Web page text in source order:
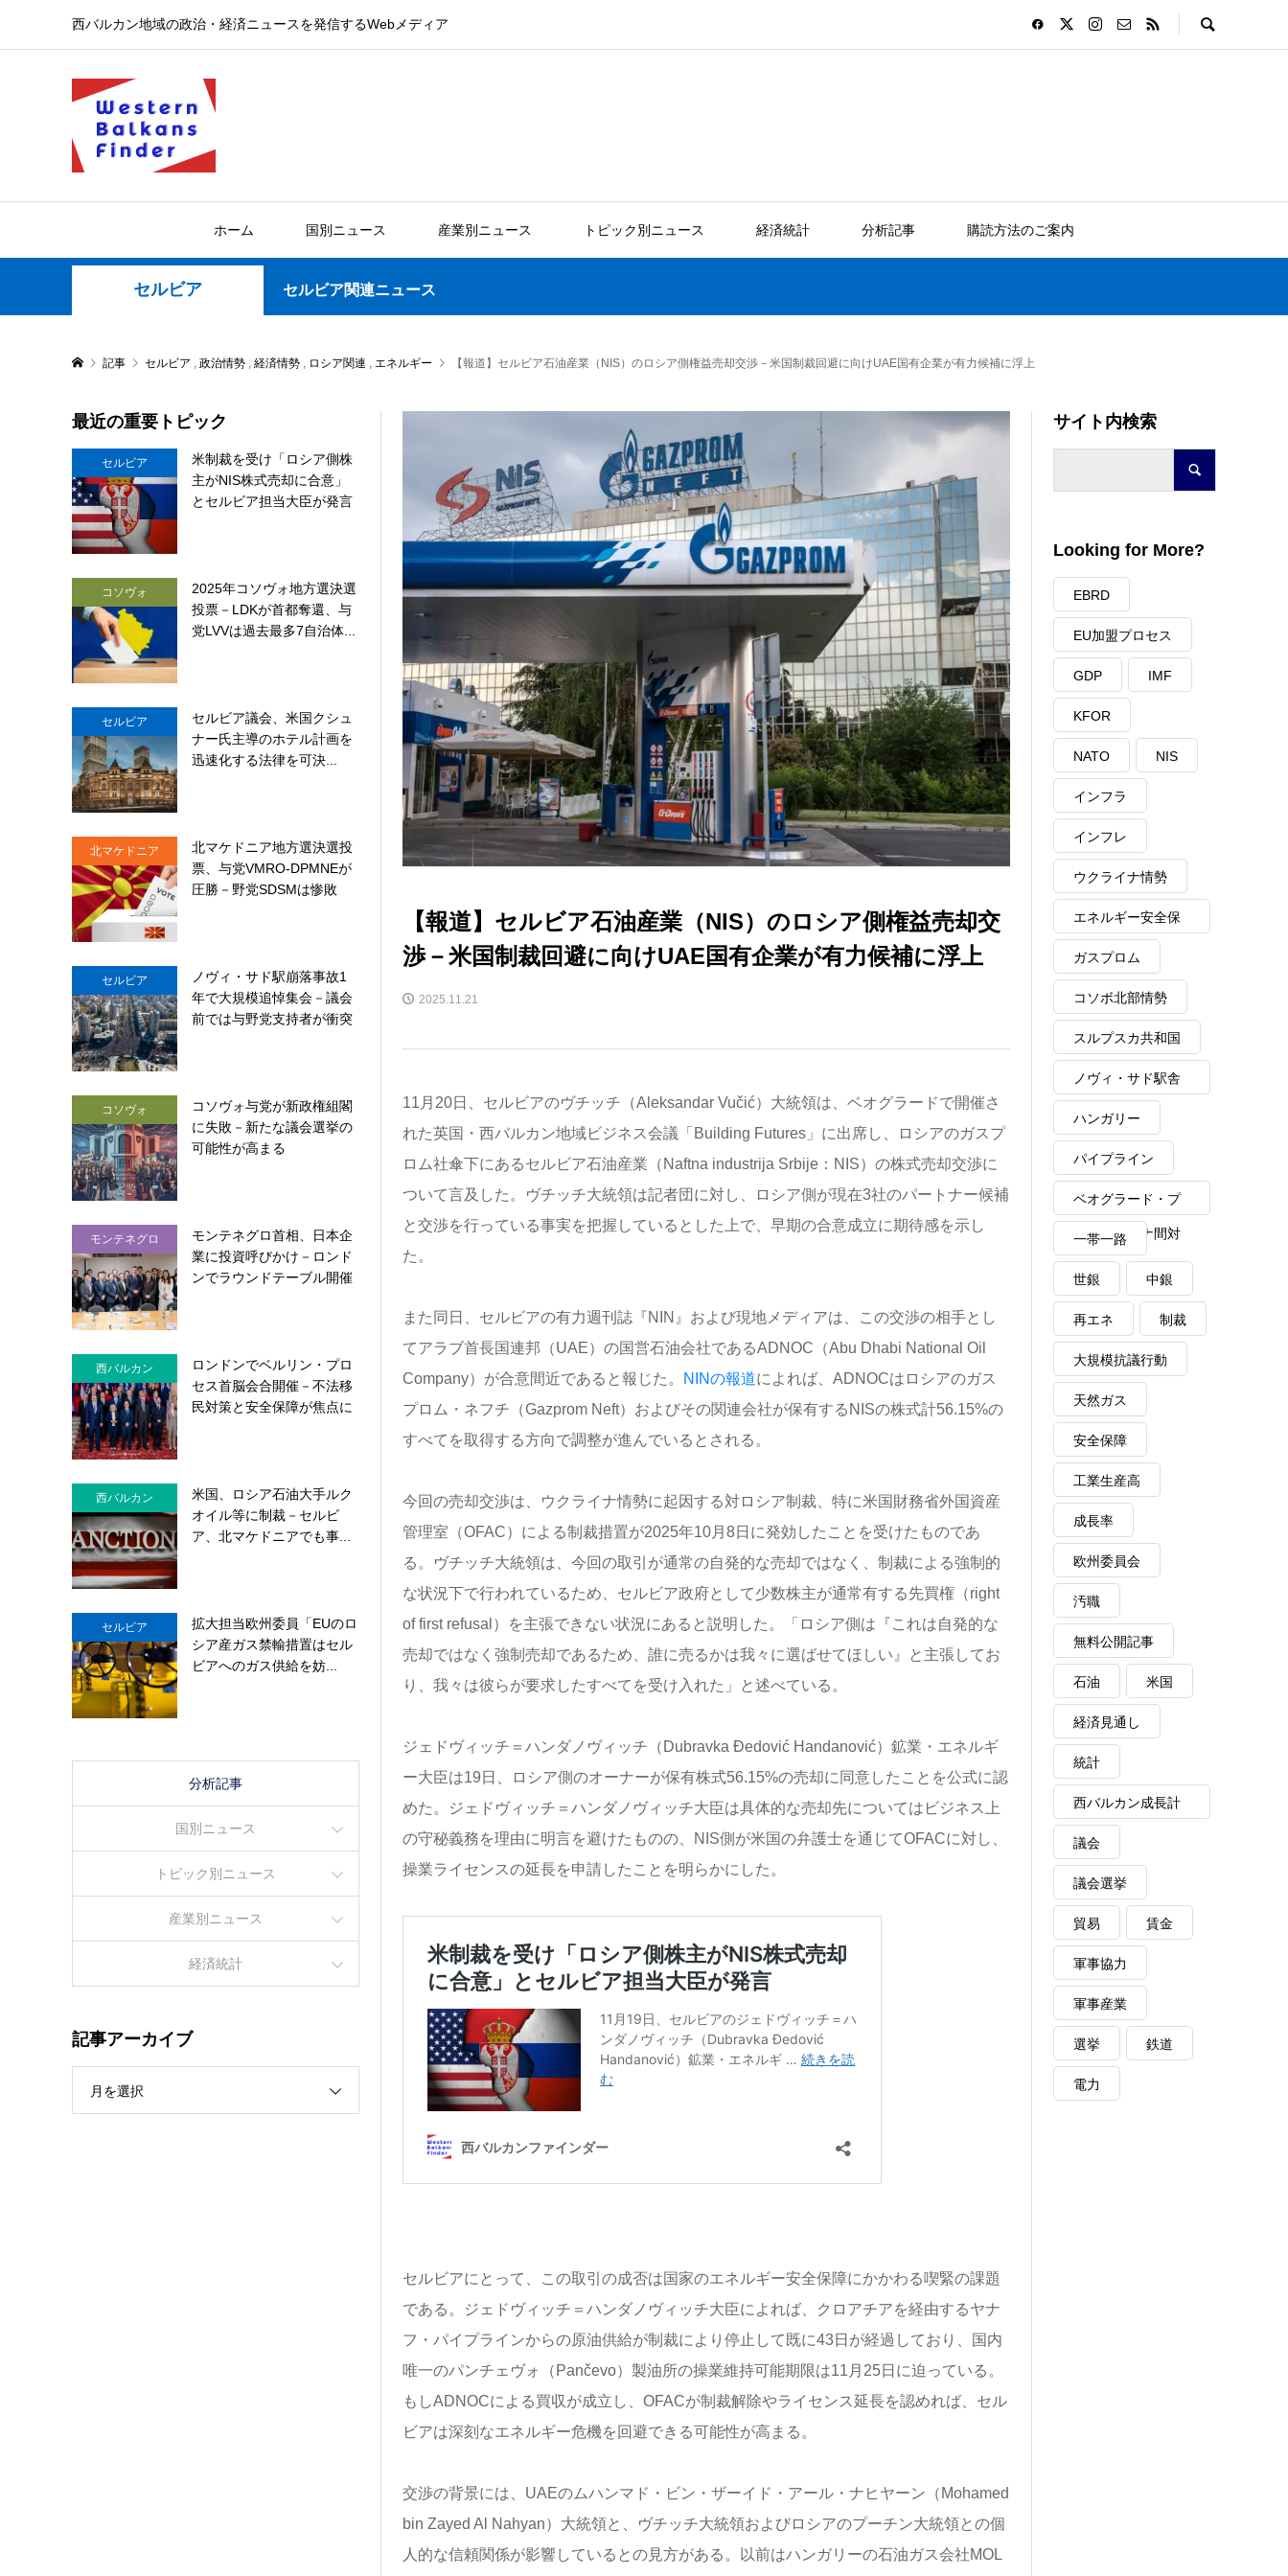
西バルカン地域の政治・経済ニュースを発信するWebメディア
ホーム 国別ニュース 産業別ニュース トピック別ニュース 経済統計 分析記事 購読方法のご案内
セルビア セルビア関連ニュース
記事 セルビア 政治情勢 経済情勢 ロシア関連 エネルギー 【報道】セルビア石油産業（NIS）のロシア側権益売却交渉－米国制裁回避に向けUAE国有企業が有力候補に浮上
【報道】セルビア石油産業（NIS）のロシア側権益売却交
渉－米国制裁回避に向けUAE国有企業が有力候補に浮上
2025.11.21
11月20日、セルビアのヴチッチ（Aleksandar Vučić）大統領は、ベオグラードで開催さ
れた英国・西バルカン地域ビジネス会議「Building Futures」に出席し、ロシアのガスプ
ロム社傘下にあるセルビア石油産業（Naftna industrija Srbije：NIS）の株式売却交渉に
ついて言及した。ヴチッチ大統領は記者団に対し、ロシア側が現在3社のパートナー候補
と交渉を行っている事実を把握しているとした上で、早期の合意成立に期待感を示し
た。
また同日、セルビアの有力週刊誌『NIN』および現地メディアは、この交渉の相手とし
てアラブ首長国連邦（UAE）の国営石油会社であるADNOC（Abu Dhabi National Oil
Company）が合意間近であると報じた。
NINの報道によれば、ADNOCはロシアのガス
プロム・ネフチ（Gazprom Neft）およびその関連会社が保有するNISの株式計56.15%の
すべてを取得する方向で調整が進んでいるとされる。
今回の売却交渉は、ウクライナ情勢に起因する対ロシア制裁、特に米国財務省外国資産
管理室（OFAC）による制裁措置が2025年10月8日に発効したことを受けたものであ
る。ヴチッチ大統領は、今回の取引が通常の自発的な売却ではなく、制裁による強制的
な状況下で行われているため、セルビア政府として少数株主が通常有する先買権（right
of first refusal）を主張できない状況にあると説明した。「ロシア側は『これは自発的な
売却ではなく強制売却であるため、誰に売るかは我々に選ばせてほしい』と主張してお
り、我々は彼らが要求したすべてを受け入れた」と述べている。
ジェドヴィッチ＝ハンダノヴィッチ（Dubravka Đedović Handanović）鉱業・エネルギ
ー大臣は19日、ロシア側のオーナーが保有株式56.15%の売却に同意したことを公式に認
めた。ジェドヴィッチ＝ハンダノヴィッチ大臣は具体的な売却先についてはビジネス上
の守秘義務を理由に明言を避けたものの、NIS側が米国の弁護士を通じてOFACに対し、
操業ライセンスの延長を申請したことを明らかにした。
セルビアにとって、この取引の成否は国家のエネルギー安全保障にかかわる喫緊の課題
である。ジェドヴィッチ＝ハンダノヴィッチ大臣によれば、クロアチアを経由するヤナ
フ・パイプラインからの原油供給が制裁により停止して既に43日が経過しており、国内
唯一のパンチェヴォ（Pančevo）製油所の操業維持可能期限は11月25日に迫っている。
もしADNOCによる買収が成立し、OFACが制裁解除やライセンス延長を認めれば、セル
ビアは深刻なエネルギー危機を回避できる可能性が高まる。
交渉の背景には、UAEのムハンマド・ビン・ザーイド・アール・ナヒヤーン（Mohamed
bin Zayed Al Nahyan）大統領と、ヴチッチ大統領およびロシアのプーチン大統領との個
人的な信頼関係が影響しているとの見方がある。以前はハンガリーの石油ガス会社MOL
最近の重要トピック
セルビア
米制裁を受け「ロシア側株
主がNIS株式売却に合意」
とセルビア担当大臣が発言
コソヴォ
2025年コソヴォ地方選決選
投票－LDKが首都奪還、与
党LVVは過去最多7自治体...
セルビア
セルビア議会、米国クシュ
ナー氏主導のホテル計画を
迅速化する法律を可決...
北マケドニア
北マケドニア地方選決選投
票、与党VMRO-DPMNEが
圧勝－野党SDSMは惨敗
セルビア
ノヴィ・サド駅崩落事故1
年で大規模追悼集会－議会
前では与野党支持者が衝突
コソヴォ
コソヴォ与党が新政権組閣
に失敗－新たな議会選挙の
可能性が高まる
モンテネグロ
モンテネグロ首相、日本企
業に投資呼びかけ－ロンド
ンでラウンドテーブル開催
西バルカン
ロンドンでベルリン・プロ
セス首脳会合開催－不法移
民対策と安全保障が焦点に
西バルカン
米国、ロシア石油大手ルク
オイル等に制裁－セルビ
ア、北マケドニアでも事...
セルビア
拡大担当欧州委員「EUのロ
シア産ガス禁輸措置はセル
ビアへのガス供給を妨...
分析記事
国別ニュース
トピック別ニュース
産業別ニュース
経済統計
記事アーカイブ
月を選択
サイト内検索
Looking for More?
EBRD
EU加盟プロセス
GDP IMF
KFOR
NATO NIS
インフラ
インフレ
ウクライナ情勢
エネルギー安全保
障
ガスプロム
コソボ北部情勢
スルプスカ共和国
ノヴィ・サド駅舎
崩落事故
ハンガリー
パイプライン
ベオグラード・プ
リシュティナ間対
話
一帯一路
世銀 中銀
再エネ 制裁
大規模抗議行動
天然ガス
安全保障
工業生産高
成長率
欧州委員会
汚職
無料公開記事
石油 米国
経済見通し
統計
西バルカン成長計
画
議会
議会選挙
貿易 賃金
軍事協力
軍事産業
選挙 鉄道
電力